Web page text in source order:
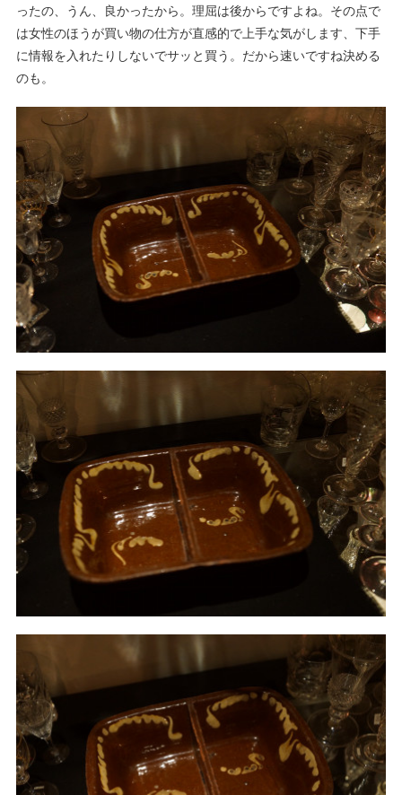
ったの、うん、良かったから。理屈は後からですよね。その点で
は女性のほうが買い物の仕方が直感的で上手な気がします、下手
に情報を入れたりしないでサッと買う。だから速いですね決める
のも。